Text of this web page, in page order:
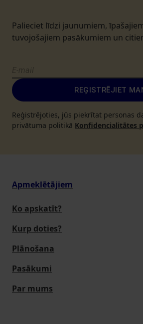
Palieciet līdzi jaunumiem,
tuvojošajiem pasākumiem un
REĢISTRĒJIET
Reģistrējoties, jūs piekrītat personas
privātuma politikā Konfidencialitātes
Apmeklētājiem
Ko apskatīt?
Kurp doties?
Plānošana
Pasākumi
Par mums